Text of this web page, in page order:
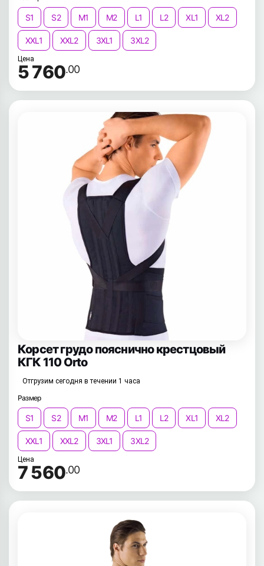
S1 S2 M1 M2 L1 L2 XL1 XL2
XXL1 XXL2 3XL1 3XL2
Цена
5 760.00
Корсет грудо пояснично крестцовый
КГК 110 Orto
Отгрузим сегодня в течении 1 часа
Размер
S1 S2 M1 M2 L1 L2 XL1 XL2
XXL1 XXL2 3XL1 3XL2
Цена
7 560.00